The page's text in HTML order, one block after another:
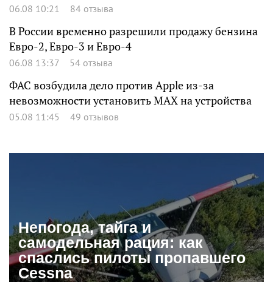
06.08 10:21 84 отзыва
В России временно разрешили продажу бензина
Евро-2, Евро-3 и Евро-4
06.08 13:37 54 отзыва
ФАС возбудила дело против Apple из-за
невозможности установить MAX на устройства
05.08 11:45 49 отзывов
Непогода, тайга и
самодельная рация: как
спаслись пилоты пропавшего
Cessna